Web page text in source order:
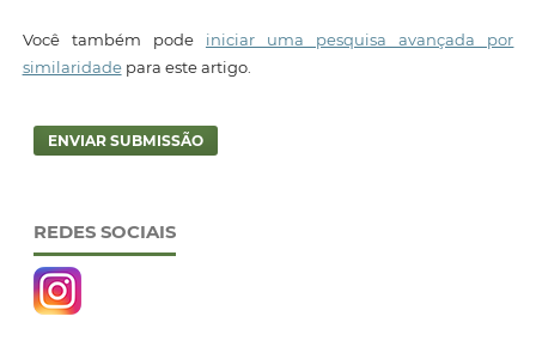
Você também pode iniciar uma pesquisa avançada por
similaridadepara este artigo.
ENVIAR SUBMISSÃO
REDES SOCIAIS